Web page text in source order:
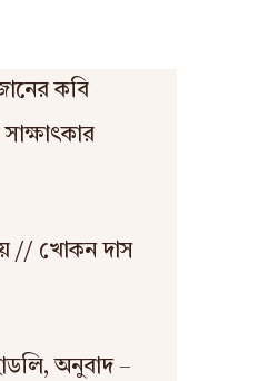
কবি
// খোকন দাস
অনুবাদ –